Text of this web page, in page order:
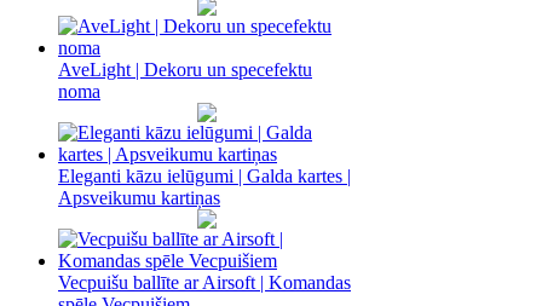
AveLight | Dekoru un specefektu
noma
Eleganti kāzu ielūgumi | Galda kartes |
Apsveikumu kartiņas
Vecpuišu ballīte ar Airsoft | Komandas